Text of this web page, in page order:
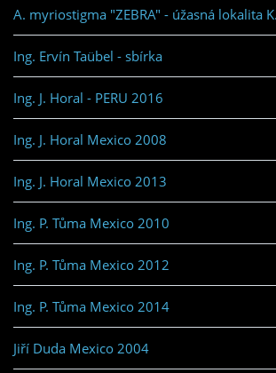
A. myriostigma "ZEBRA" - úžasná lokalita
Ing. Ervín Taübel - sbírka
Ing. J. Horal - PERU 2016
Ing. J. Horal Mexico 2008
Ing. J. Horal Mexico 2013
Ing. P. Tůma Mexico 2010
Ing. P. Tůma Mexico 2012
Ing. P. Tůma Mexico 2014
Jiří Duda Mexico 2004